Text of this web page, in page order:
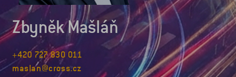
Zbyněk Mašláň
+420 727 830 011
maslan@cross.cz